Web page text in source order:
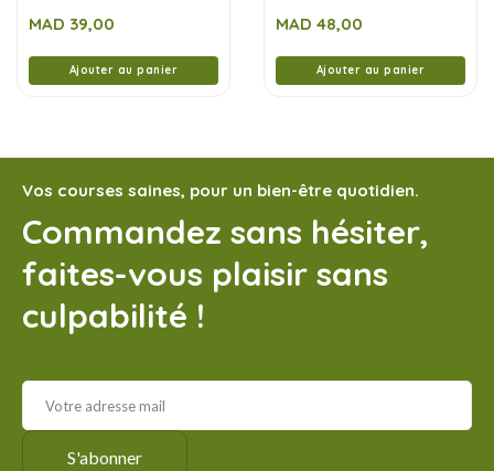
sur
MAD 39,00
Ajouter au panier
sur
MAD 48,00
Ajouter au panier
Vos courses saines, pour un bien-être quotidien.
Commandez sans hésiter,
faites-vous plaisir sans
culpabilité !